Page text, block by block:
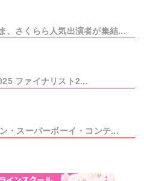
、さくらら人気出演者が集結...
ファイナリスト2...
・スーパーボーイ・コンテ...